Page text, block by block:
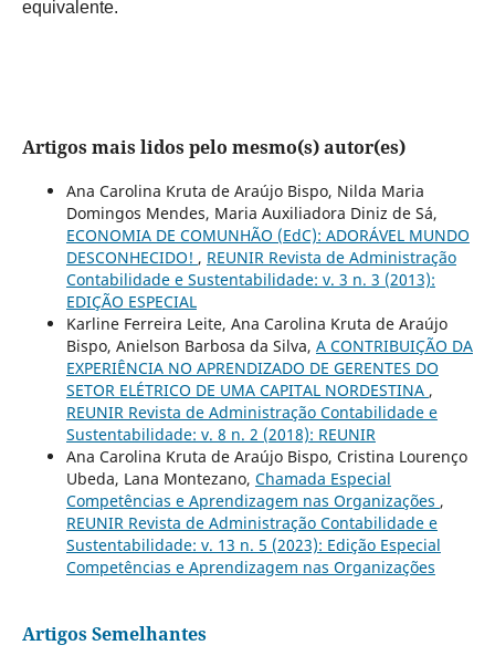
equivalente.
Artigos mais lidos pelo mesmo(s) autor(es)
Ana Carolina Kruta de Araújo Bispo, Nilda Maria
Domingos Mendes, Maria Auxiliadora Diniz de Sá,
ECONOMIA DE COMUNHÃO (EdC): ADORÁVEL MUNDO
DESCONHECIDO! , REUNIR Revista de Administração
Contabilidade e Sustentabilidade: v. 3 n. 3 (2013):
EDIÇÃO ESPECIAL
Karline Ferreira Leite, Ana Carolina Kruta de Araújo
Bispo, Anielson Barbosa da Silva, A CONTRIBUIÇÃO DA
EXPERIÊNCIA NO APRENDIZADO DE GERENTES DO
SETOR ELÉTRICO DE UMA CAPITAL NORDESTINA ,
REUNIR Revista de Administração Contabilidade e
Sustentabilidade: v. 8 n. 2 (2018): REUNIR
Ana Carolina Kruta de Araújo Bispo, Cristina Lourenço
Ubeda, Lana Montezano, Chamada Especial
Competências e Aprendizagem nas Organizações ,
REUNIR Revista de Administração Contabilidade e
Sustentabilidade: v. 13 n. 5 (2023): Edição Especial
Competências e Aprendizagem nas Organizações
Artigos Semelhantes